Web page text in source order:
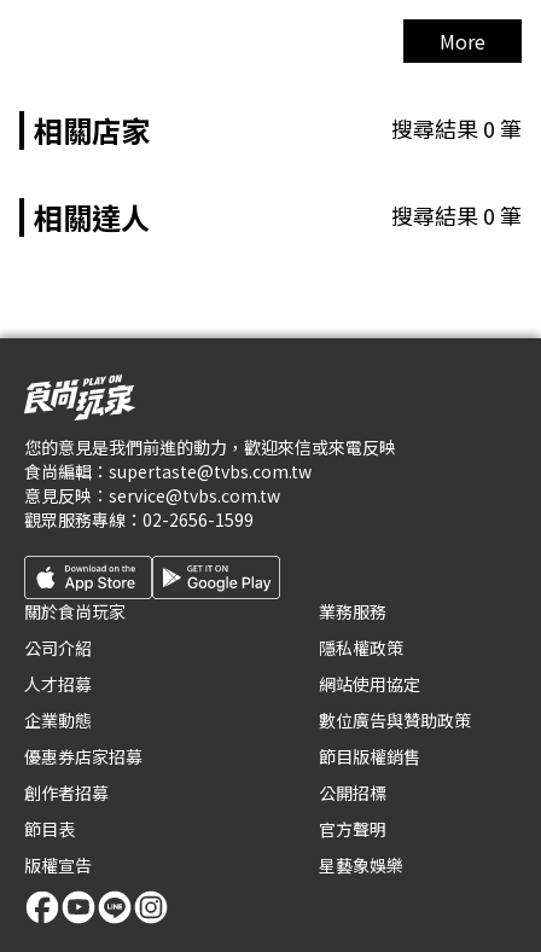
More
相關店家 搜尋結果0筆
相關達人 搜尋結果0筆
您的意見是我們前進的動力，歡迎來信或來電反映
食尚編輯： supertaste@tvbs.com.tw
意見反映： service@tvbs.com.tw
觀眾服務專線： 02-2656-1599
關於食尚玩家
公司介紹
人才招募
企業動態
優惠券店家招募
創作者招募
節目表
版權宣告
業務服務
隱私權政策
網站使用協定
數位廣告與贊助政策
節目版權銷售
公開招標
官方聲明
星藝象娛樂